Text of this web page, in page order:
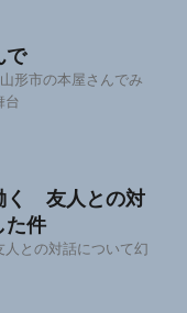
で
形市の本屋さんでみ
台
く 友人との対
た件
との対話について幻